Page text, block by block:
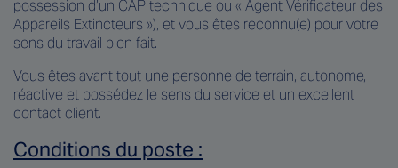
possession d’un CAP technique ou « Agent Vérificateur des
Appareils Extincteurs »), et vous êtes reconnu(e) pour votre
sens du travail bien fait.
Vous êtes avant tout une personne de terrain, autonome,
réactive et possédez le sens du service et un excellent
contact client.
Conditions du poste :